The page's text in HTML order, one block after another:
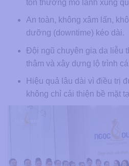
tổn thương mô lành xung
An toàn, không xâm lấn,
dưỡng (downtime) kéo dài.
Đội ngũ chuyên gia da liễu
thâm và xây dựng lộ trình
Hiệu quả lâu dài vì điều trị
không chỉ cải thiện bề mặt